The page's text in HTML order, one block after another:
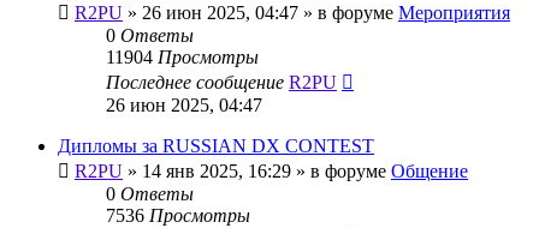
R2PU » 26 июн 2025, 04:47 » в форуме Мероприятия
0 Ответы
11904 Просмотры
Последнее сообщение R2PU
26 июн 2025, 04:47
Дипломы за RUSSIAN DX CONTEST
R2PU » 14 янв 2025, 16:29 » в форуме Общение
0 Ответы
7536 Просмотры